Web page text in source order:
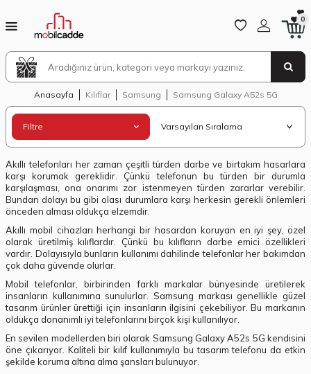
0
Anasayfa Kılıflar Samsung Samsung Galaxy A52s 5G
Filtre
Akıllı telefonları her zaman çeşitli türden darbe ve birtakım hasarlara
karşı korumak gereklidir. Çünkü telefonun bu türden bir durumla
karşılaşması, ona onarımı zor istenmeyen türden zararlar verebilir.
Bundan dolayı bu gibi olası durumlara karşı herkesin gerekli önlemleri
önceden alması oldukça elzemdir.
Akıllı mobil cihazları herhangi bir hasardan koruyan en iyi şey, özel
olarak üretilmiş kılıflardır. Çünkü bu kılıfların darbe emici özellikleri
vardır. Dolayısıyla bunların kullanımı dahilinde telefonlar her bakımdan
çok daha güvende olurlar.
Mobil telefonlar, birbirinden farklı markalar bünyesinde üretilerek
insanların kullanımına sunulurlar. Samsung markası genellikle güzel
tasarım ürünler ürettiği için insanların ilgisini çekebiliyor. Bu markanın
oldukça donanımlı iyi telefonlarını birçok kişi kullanılıyor.
En sevilen modellerden biri olarak Samsung Galaxy A52s 5G kendisini
öne çıkarıyor. Kaliteli bir kılıf kullanımıyla bu tasarım telefonu da etkin
şekilde koruma altına alma şansları bulunuyor.